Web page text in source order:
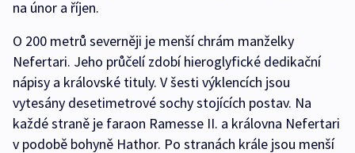
na únor a říjen.
O 200 metrů severněji je menší chrám manželky
Nefertari. Jeho průčelí zdobí hieroglyfické dedikační
nápisy a královské tituly. V šesti výklencích jsou
vytesány desetimetrové sochy stojících postav. Na
každé straně je faraon Ramesse II. a královna Nefertari
v podobě bohyně Hathor. Po stranách krále jsou menší